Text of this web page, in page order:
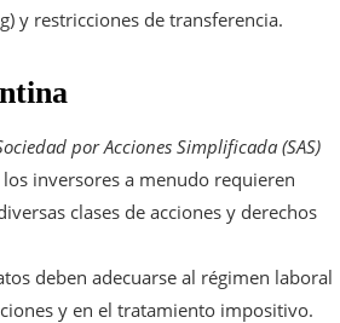
y restricciones de transferencia.
por Acciones Simplificada (SAS)
inversores a menudo requieren
clases de acciones y derechos
deben adecuarse al régimen laboral
y en el tratamiento impositivo.